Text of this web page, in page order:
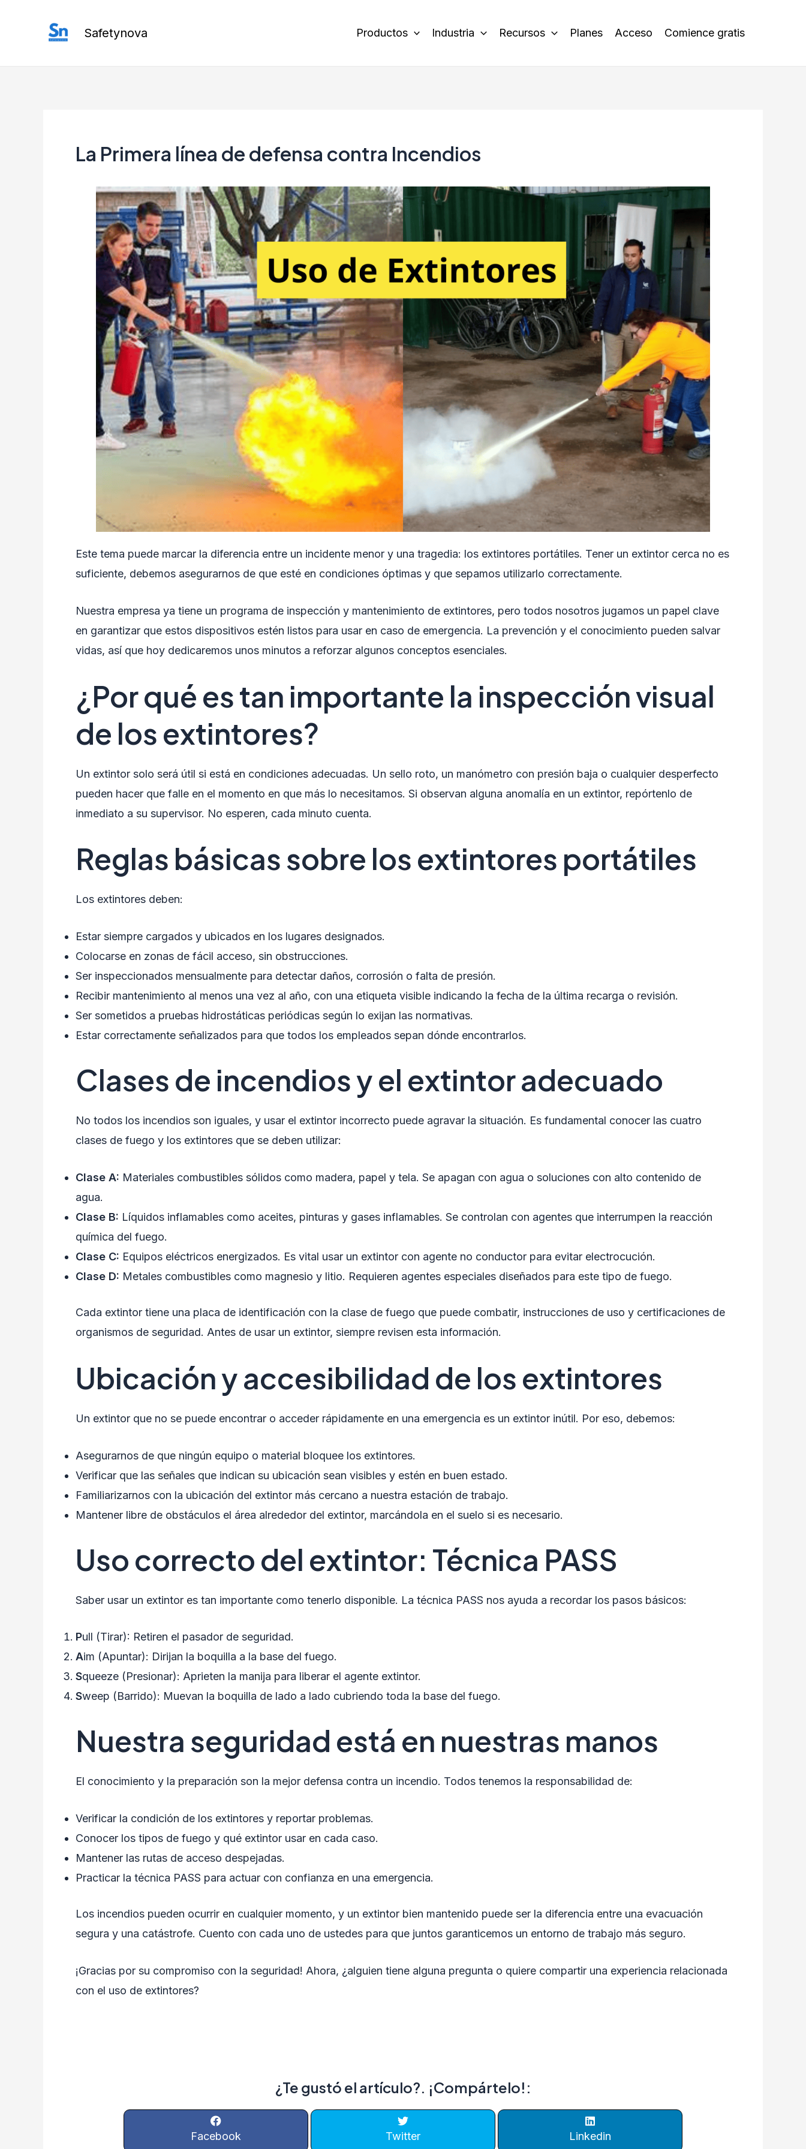
Safetynova Productos Industria Recursos Planes Acceso Comience gratis
La Primera línea de defensa contra Incendios
Este tema puede marcar la diferencia entre un incidente menor y una tragedia: los extintores portátiles. Tener un extintor cerca no es
suficiente, debemos asegurarnos de que esté en condiciones óptimas y que sepamos utilizarlo correctamente.
Nuestra empresa ya tiene un programa de inspección y mantenimiento de extintores, pero todos nosotros jugamos un papel clave
en garantizar que estos dispositivos estén listos para usar en caso de emergencia. La prevención y el conocimiento pueden salvar
vidas, así que hoy dedicaremos unos minutos a reforzar algunos conceptos esenciales.
¿Por qué es tan importante la inspección visual
de los extintores?
Un extintor solo será útil si está en condiciones adecuadas. Un sello roto, un manómetro con presión baja o cualquier desperfecto
pueden hacer que falle en el momento en que más lo necesitamos. Si observan alguna anomalía en un extintor, repórtenlo de
inmediato a su supervisor. No esperen, cada minuto cuenta.
Reglas básicas sobre los extintores portátiles
Los extintores deben:
Estar siempre cargados y ubicados en los lugares designados.
Colocarse en zonas de fácil acceso, sin obstrucciones.
Ser inspeccionados mensualmente para detectar daños, corrosión o falta de presión.
Recibir mantenimiento al menos una vez al año, con una etiqueta visible indicando la fecha de la última recarga o revisión.
Ser sometidos a pruebas hidrostáticas periódicas según lo exijan las normativas.
Estar correctamente señalizados para que todos los empleados sepan dónde encontrarlos.
Clases de incendios y el extintor adecuado
No todos los incendios son iguales, y usar el extintor incorrecto puede agravar la situación. Es fundamental conocer las cuatro
clases de fuego y los extintores que se deben utilizar:
Clase A: Materiales combustibles sólidos como madera, papel y tela. Se apagan con agua o soluciones con alto contenido de
agua.
Clase B: Líquidos inflamables como aceites, pinturas y gases inflamables. Se controlan con agentes que interrumpen la reacción
química del fuego.
Clase C: Equipos eléctricos energizados. Es vital usar un extintor con agente no conductor para evitar electrocución.
Clase D: Metales combustibles como magnesio y litio. Requieren agentes especiales diseñados para este tipo de fuego.
Cada extintor tiene una placa de identificación con la clase de fuego que puede combatir, instrucciones de uso y certificaciones de
organismos de seguridad. Antes de usar un extintor, siempre revisen esta información.
Ubicación y accesibilidad de los extintores
Un extintor que no se puede encontrar o acceder rápidamente en una emergencia es un extintor inútil. Por eso, debemos:
Asegurarnos de que ningún equipo o material bloquee los extintores.
Verificar que las señales que indican su ubicación sean visibles y estén en buen estado.
Familiarizarnos con la ubicación del extintor más cercano a nuestra estación de trabajo.
Mantener libre de obstáculos el área alrededor del extintor, marcándola en el suelo si es necesario.
Uso correcto del extintor: Técnica PASS
Saber usar un extintor es tan importante como tenerlo disponible. La técnica PASS nos ayuda a recordar los pasos básicos:
Pull (Tirar): Retiren el pasador de seguridad.
Aim (Apuntar): Dirijan la boquilla a la base del fuego.
Squeeze (Presionar): Aprieten la manija para liberar el agente extintor.
Sweep (Barrido): Muevan la boquilla de lado a lado cubriendo toda la base del fuego.
Nuestra seguridad está en nuestras manos
El conocimiento y la preparación son la mejor defensa contra un incendio. Todos tenemos la responsabilidad de:
Verificar la condición de los extintores y reportar problemas.
Conocer los tipos de fuego y qué extintor usar en cada caso.
Mantener las rutas de acceso despejadas.
Practicar la técnica PASS para actuar con confianza en una emergencia.
Los incendios pueden ocurrir en cualquier momento, y un extintor bien mantenido puede ser la diferencia entre una evacuación
segura y una catástrofe. Cuento con cada uno de ustedes para que juntos garanticemos un entorno de trabajo más seguro.
¡Gracias por su compromiso con la seguridad! Ahora, ¿alguien tiene alguna pregunta o quiere compartir una experiencia relacionada
con el uso de extintores?
¿Te gustó el artículo?. ¡Compártelo!:
Facebook Twitter Linkedin